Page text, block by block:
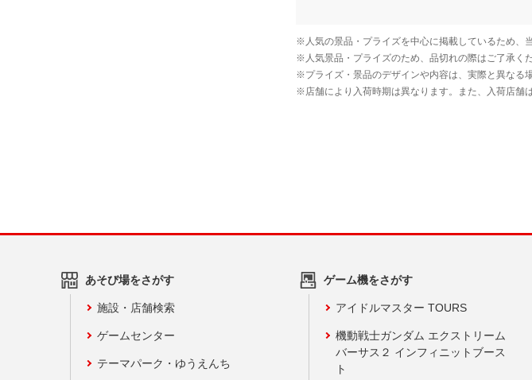
あそび場をさがす
施設・店舗検索
ゲームセンター
テーマパーク・ゆうえんち
ゲーム機をさがす
アイドルマスター TOURS
機動戦士ガンダム エクストリーム
バーサス２ インフィニットブース
ト